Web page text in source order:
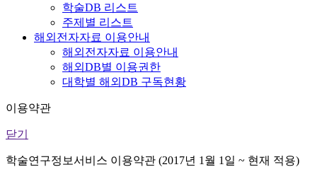
학술DB 리스트
주제별 리스트
해외전자자료 이용안내
해외전자자료 이용안내
해외DB별 이용권한
대학별 해외DB 구독현황
이용약관
닫기
학술연구정보서비스 이용약관 (2017년 1월 1일 ~ 현재 적용)